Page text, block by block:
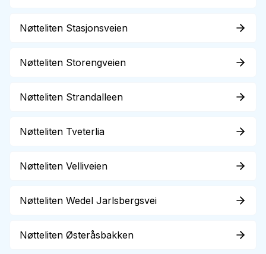
Nøtteliten Stasjonsveien
Nøtteliten Storengveien
Nøtteliten Strandalleen
Nøtteliten Tveterlia
Nøtteliten Velliveien
Nøtteliten Wedel Jarlsbergsvei
Nøtteliten Østeråsbakken